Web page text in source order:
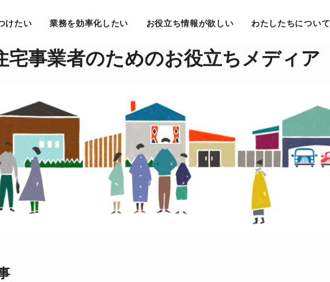
けたい 業務を効率化したい お役立ち情報が欲しい わたしたちについて
宅事業者のためのお役立ちメディア